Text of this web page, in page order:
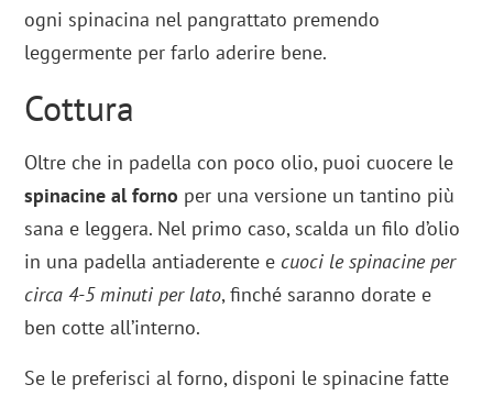
ogni spinacina nel pangrattato premendo
leggermente per farlo aderire bene.
Cottura
Oltre che in padella con poco olio, puoi cuocere le
spinacine al forno per una versione un tantino più
sana e leggera. Nel primo caso, scalda un filo d’olio
in una padella antiaderente e cuoci le spinacine per
circa 4-5 minuti per lato, finché saranno dorate e
ben cotte all’interno.
Se le preferisci al forno, disponi le spinacine fatte